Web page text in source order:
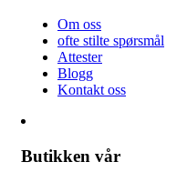
Om oss
ofte stilte spørsmål
Attester
Blogg
Kontakt oss
Butikken vår